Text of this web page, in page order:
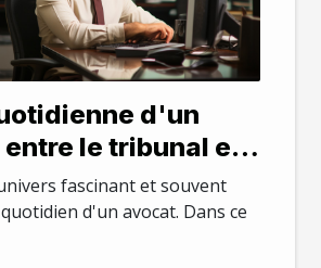
d'un
le tribunal et
fascinant et souvent
d'un avocat. Dans ce